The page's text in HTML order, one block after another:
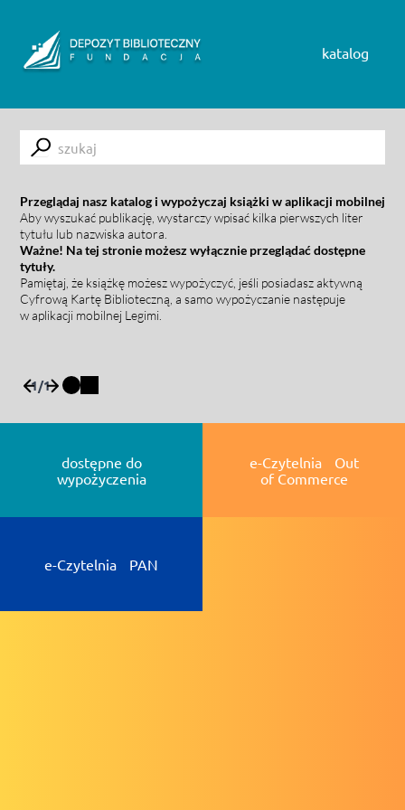
katalog
Submit
Przeglądaj nasz katalog i wypożyczaj książki w aplikacji mobilnej
Aby wyszukać publikację, wystarczy wpisać kilka pierwszych liter
tytułu lub nazwiska autora.
Ważne! Na tej stronie możesz wyłącznie przeglądać dostępne
tytuły.
Pamiętaj, że książkę możesz wypożyczyć, jeśli posiadasz aktywną
Cyfrową Kartę Biblioteczną, a samo wypożyczanie następuje
w aplikacji mobilnej Legimi.
1/1
dostępne do
wypożyczenia
e-Czytelnia Out
of Commerce
e-Czytelnia PAN